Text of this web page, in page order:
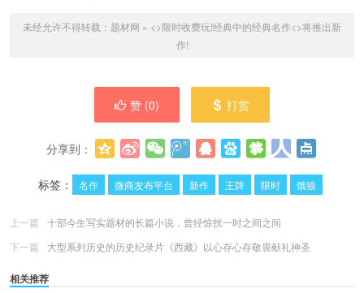
未经允许不得转载： 题材网 » <>限时收费玩!经典中的经典名作<>将推出新
作!
赞 (0) 打赏
分享到：
标签：
名作 微商发布平台 新作 王牌 限时 饿狼
上一篇
十部今生写实题材的长篇小说，曾经惊扰一时之间之间
下一篇
大型系列历史的历史纪录片《西藏》以心存心存敬畏献礼神圣
相关推荐